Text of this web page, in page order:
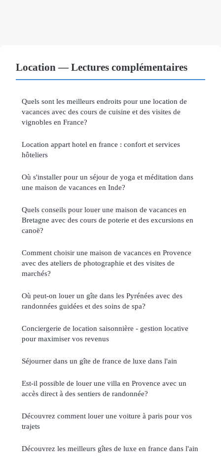
Location — Lectures complémentaires
Quels sont les meilleurs endroits pour une location de
vacances avec des cours de cuisine et des visites de
vignobles en France?
Location appart hotel en france : confort et services
hôteliers
Où s'installer pour un séjour de yoga et méditation dans
une maison de vacances en Inde?
Quels conseils pour louer une maison de vacances en
Bretagne avec des cours de poterie et des excursions en
canoë?
Comment choisir une maison de vacances en Provence
avec des ateliers de photographie et des visites de
marchés?
Où peut-on louer un gîte dans les Pyrénées avec des
randonnées guidées et des soins de spa?
Conciergerie de location saisonnière - gestion locative
pour maximiser vos revenus
Séjourner dans un gîte de france de luxe dans l'ain
Est-il possible de louer une villa en Provence avec un
accès direct à des sentiers de randonnée?
Découvrez comment louer une voiture à paris pour vos
trajets
Découvrez les meilleurs gîtes de luxe en france dans l'ain